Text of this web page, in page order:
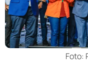
Foto: